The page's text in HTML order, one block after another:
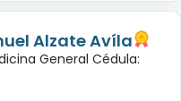
Alzate Avíla
General Cédula: